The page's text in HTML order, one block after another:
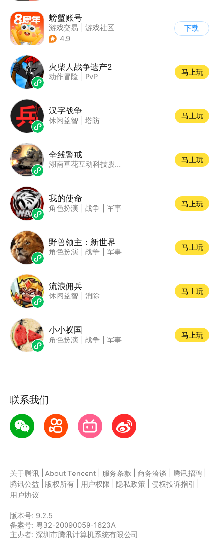
螃蟹账号
游戏交易
游戏社区
| 代练陪玩
4.9
下载
火柴人战争遗产2
动作冒险 PvP
马上玩
汉字战争
休闲益智 塔防
马上玩
全线警戒
湖南草花互动科技股份公司
马上玩
我的使命
角色扮演 战争 军事
马上玩
野兽领主：新世界
角色扮演 战争 军事
马上玩
流浪佣兵
休闲益智 消除
马上玩
小小蚁国
角色扮演 战争 军事
马上玩
联系我们
关于腾讯 About Tencent 服务条款 商务洽谈 腾讯招聘
腾讯公益
版权所有 用户权限 隐私政策 侵权投诉指引
用户协议
版本号: 9.2.5
备案号: 粤B2-20090059-1623A
主办者: 深圳市腾讯计算机系统有限公司